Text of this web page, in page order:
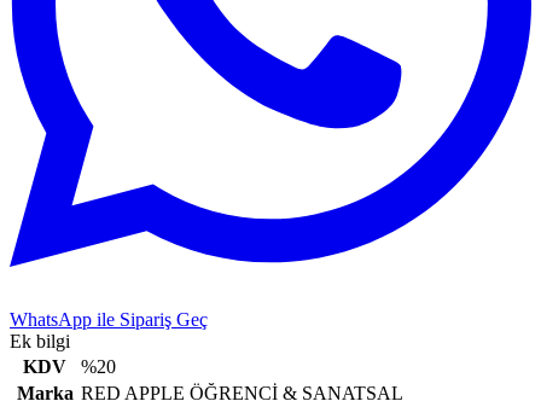
WhatsApp ile Sipariş Geç
Ek bilgi
KDV
%20
Marka RED APPLE ÖĞRENCİ & SANATSAL